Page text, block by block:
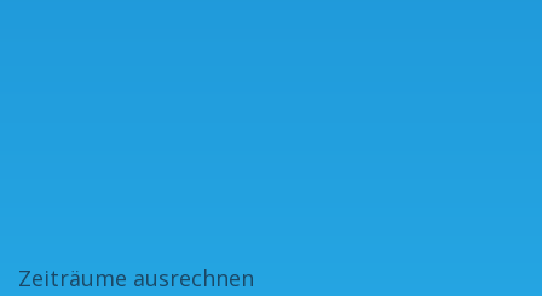
Zeiträume ausrechnen